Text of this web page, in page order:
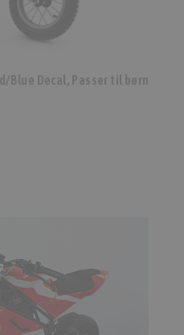
Blue Decal, Passer til børn